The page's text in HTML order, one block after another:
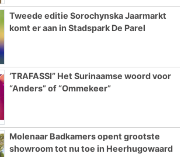
Tweede editie Sorochynska Jaarmarkt
komt er aan in Stadspark De Parel
‘TRAFASSI” Het Surinaamse woord voor
“Anders” of “Ommekeer”
Molenaar Badkamers opent grootste
showroom tot nu toe in Heerhugowaard